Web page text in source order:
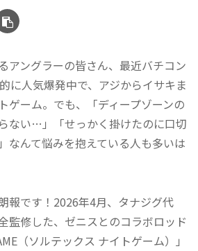
アングラーの皆さん、最近バチコン
に人気爆発中で、アジからイサキま
ゲーム。でも、「ディープゾーンの
ない…」「せっかく掛けたのに口切
なんて悩みを抱えている人も多いは
報です！2026年4月、タナジグ代
監修した、ゼニスとのコラボロッド
（ソルテックス ナイトゲーム）」